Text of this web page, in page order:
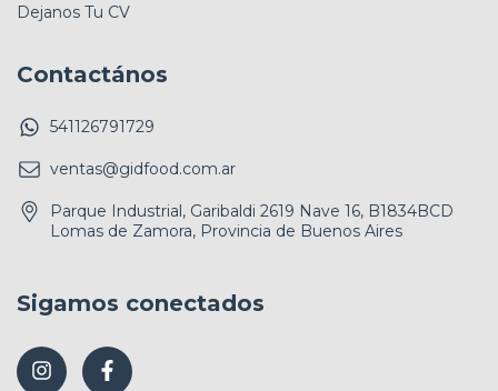
Dejanos Tu CV
Contactános
541126791729
ventas@gidfood.com.ar
Parque Industrial, Garibaldi 2619 Nave 16, B1834BCD
Lomas de Zamora, Provincia de Buenos Aires
Sigamos conectados